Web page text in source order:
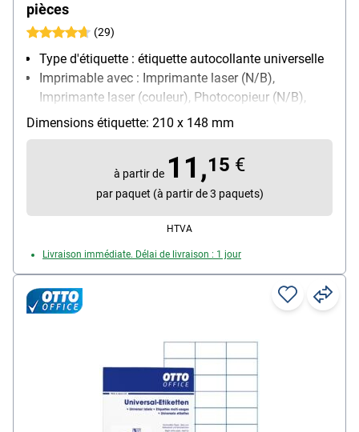
pièces
(29)
Type d'étiquette : étiquette autocollante universelle
Imprimable avec : Imprimante laser (N/B),
Imprimante laser (couleur), Photocopieur (N/B),
Photocopieur (couleur), Imprimante jet d’encre
Propriété d’adhésion : permanente
Dimensions étiquette: 210 x 148 mm
à partir de 11,15 €
par paquet (à partir de 3 paquets)
HTVA
Livraison immédiate. Délai de livraison : 1 jour